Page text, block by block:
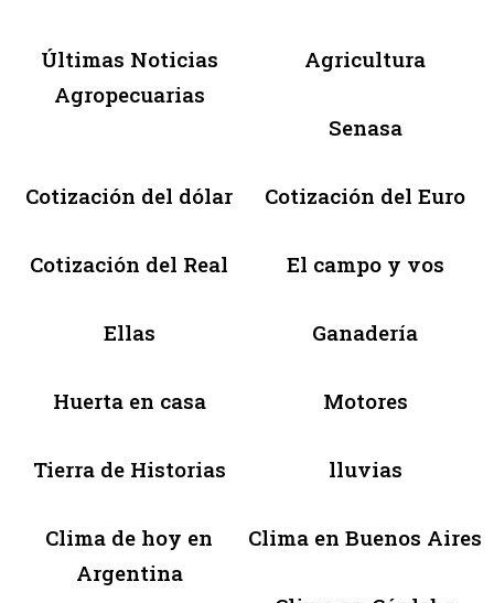
Últimas Noticias
Agropecuarias
Agricultura
Senasa
Cotización del dólar Cotización del Euro
Cotización del Real El campo y vos
Ellas Ganadería
Huerta en casa Motores
Tierra de Historias lluvias
Clima de hoy en
Argentina
Clima en Buenos Aires